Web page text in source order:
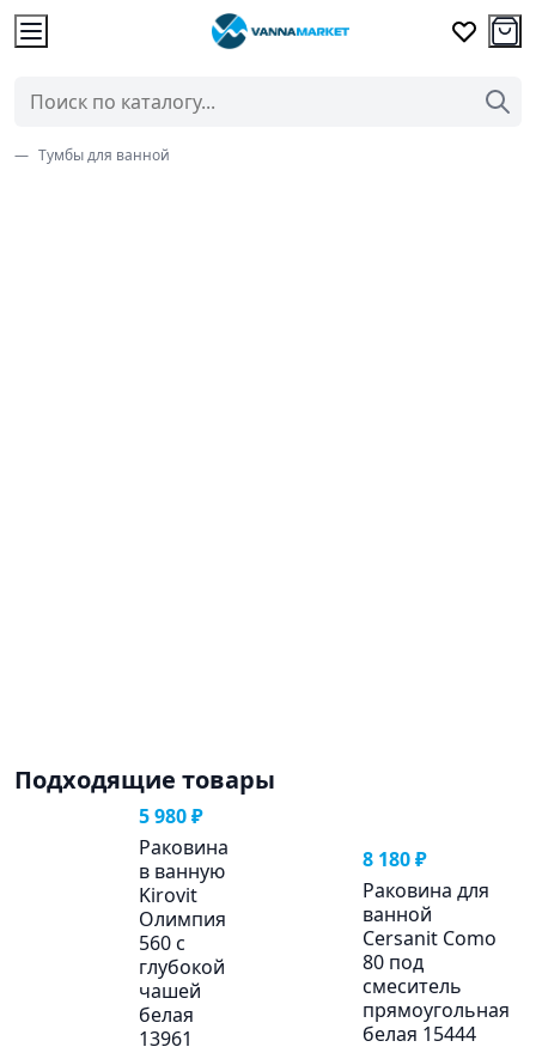
Тумбы для ванной
Подходящие товары
5 980 ₽
Раковина
в ванную
Kirovit
Олимпия
560 с
глубокой
чашей
белая
13961
8 180 ₽
Раковина для
ванной
Cersanit Como
80 под
смеситель
прямоугольная
белая 15444